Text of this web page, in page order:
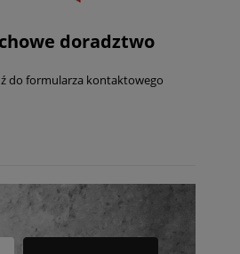
doradztwo
do formularza kontaktowego